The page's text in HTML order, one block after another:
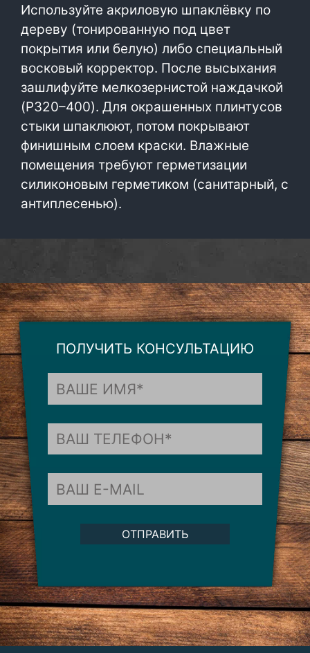
Используйте акриловую шпаклёвку по
дереву (тонированную под цвет
покрытия или белую) либо специальный
восковый корректор. После высыхания
зашлифуйте мелкозернистой наждачкой
(P320–400). Для окрашенных плинтусов
стыки шпаклюют, потом покрывают
финишным слоем краски. Влажные
помещения требуют герметизации
силиконовым герметиком (санитарный, с
антиплесенью).
ПОЛУЧИТЬ КОНСУЛЬТАЦИЮ
ОТПРАВИТЬ